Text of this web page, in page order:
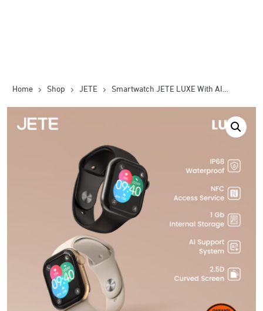
Home Shop JETE Smartwatch JETE LUXE With AI Support System